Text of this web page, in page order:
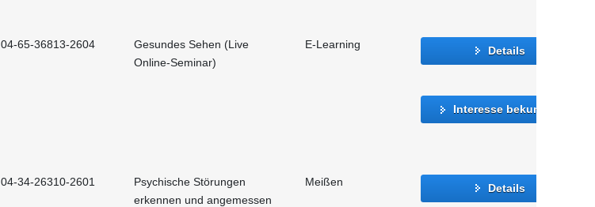
04-65-36813-2604
Gesundes Sehen (Live
Online-Seminar)
E-Learning Details
Interesse bekunden
04-34-26310-2601
Psychische Störungen
erkennen und angemessen
Meißen Details